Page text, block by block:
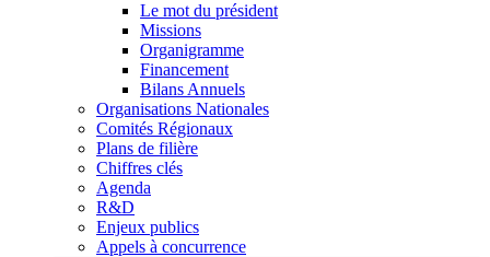
Le mot du président
Missions
Organigramme
Financement
Bilans Annuels
Organisations Nationales
Comités Régionaux
Plans de filière
Chiffres clés
Agenda
R&D
Enjeux publics
Appels à concurrence